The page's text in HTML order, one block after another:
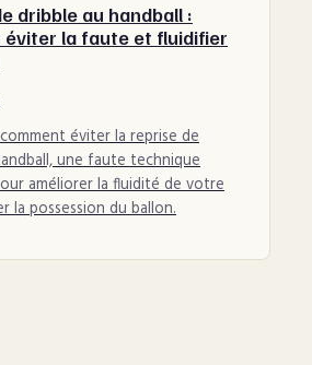
dribble au handball :
éviter la faute et fluidifier
éviter la reprise de
une faute technique
améliorer la fluidité de votre
la possession du ballon.